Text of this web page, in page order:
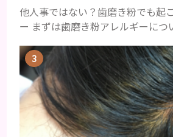
他人事ではない？歯磨き粉でも起
ー まずは歯磨き粉アレルギーにつ
まれるアレルギーを起こすおそれ
普段お使いの歯磨き粉に含まれて
レルギーを引き起こすおそれがあ
すね。 •フッ素･･･歯の表面のエナ
たり、虫歯と防ぐ働きを持つ成分 •
粉の風味や爽...